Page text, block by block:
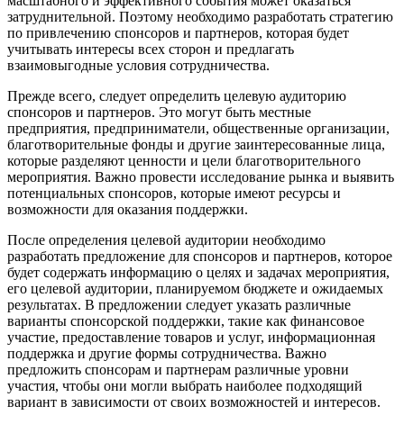
затруднительной. Поэтому необходимо разработать стратегию
по привлечению спонсоров и партнеров, которая будет
учитывать интересы всех сторон и предлагать
взаимовыгодные условия сотрудничества.
Прежде всего, следует определить целевую аудиторию
спонсоров и партнеров. Это могут быть местные
предприятия, предприниматели, общественные организации,
благотворительные фонды и другие заинтересованные лица,
которые разделяют ценности и цели благотворительного
мероприятия. Важно провести исследование рынка и выявить
потенциальных спонсоров, которые имеют ресурсы и
возможности для оказания поддержки.
После определения целевой аудитории необходимо
разработать предложение для спонсоров и партнеров, которое
будет содержать информацию о целях и задачах мероприятия,
его целевой аудитории, планируемом бюджете и ожидаемых
результатах. В предложении следует указать различные
варианты спонсорской поддержки, такие как финансовое
участие, предоставление товаров и услуг, информационная
поддержка и другие формы сотрудничества. Важно
предложить спонсорам и партнерам различные уровни
участия, чтобы они могли выбрать наиболее подходящий
вариант в зависимости от своих возможностей и интересов.